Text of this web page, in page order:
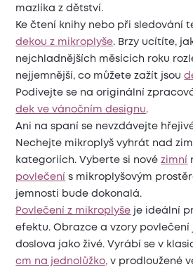
mazlíka z dětství.
Ke čtení knihy nebo při sledování
dekou z mikroplyše. Brzy ucítíte,
nejchladnějších měsících roku
nejjemnější, co můžete zažít jsou
Podívejte se na originální
dek ve vánočním designu.
Ani na spaní se nevzdávejte
Nechejte mikroplyš vyhrát nad
kategoriích. Vyberte si novézimní
povlečení
s mikroplyšovým
jemnosti bude dokonalá.
Povlečení z mikroplyše je ideální
efektu. Obrazce a vzory povlečení
doslova jako živé. Vyrábí se v
cm na jednolůžko, v prodloužené